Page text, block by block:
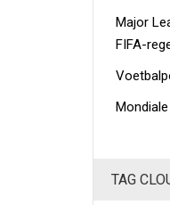
Major
FIFA-
TAG